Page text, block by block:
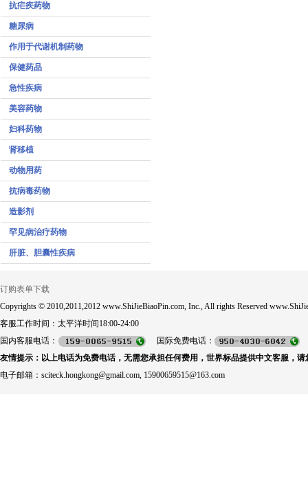
抗疟疾药物
糖尿病
作用于代谢机制药物
保健药品
急性疾病
美容药物
妇科药物
肾移植
动物用药
抗病毒药物
造影剂
罕见病治疗药物
肝脏、胆囊性疾病
订购表单下载
Copyrights © 2010,2011,2012 www.ShiJieBiaoPin.com, Inc., All rights Reserved
客服工作时间：太平洋时间18:00-24:00
国内客服电话：
国际免费电话：
友情提示：以上电话为免费电话，无需您承担任何费用，世界标品提供中文客服，请
电子邮箱：sciteck.hongkong@gmail.com, 15900659515@163.com